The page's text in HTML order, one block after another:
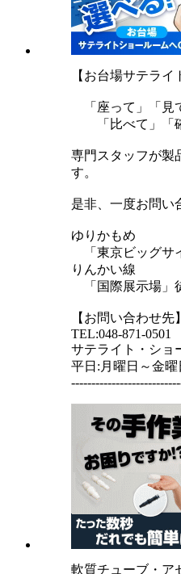
【お台場サテライ
「座って」「見
「比べて」「確
専門スタッフが製
す。
是非、一度お問い
ゆりかもめ
「東京ビッグサ
りんかい線
「国際展示場」
【お問い合わせ先】
TEL:048-871-0501
サテライト・ショ
平日:月曜日～金
軟質チューブ・ア